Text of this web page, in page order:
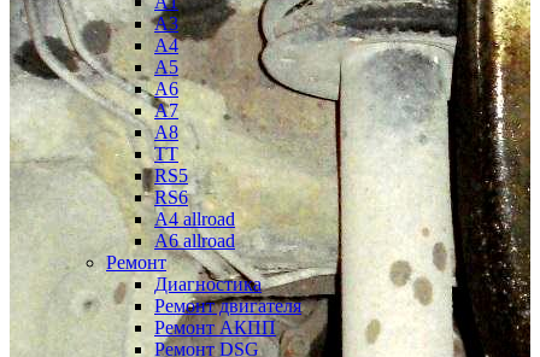
A3
A4
A5
A6
A7
A8
TT
RS5
RS6
A4 allroad
A6 allroad
Ремонт
Диагностика
Ремонт двигателя
Ремонт АКПП
Ремонт DSG